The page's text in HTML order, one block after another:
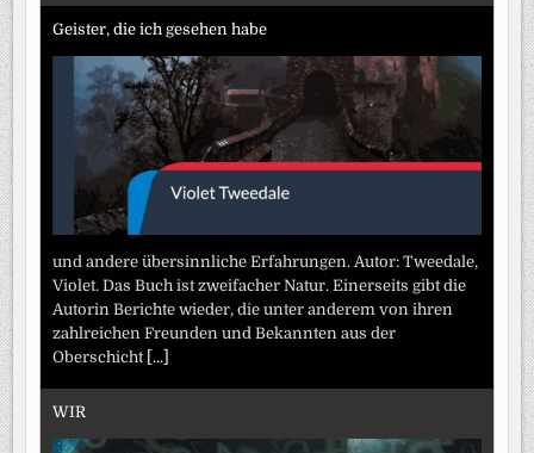
Geister, die ich gesehen habe
und andere übersinnliche Erfahrungen. Autor: Tweedale,
Violet. Das Buch ist zweifacher Natur. Einerseits gibt die
Autorin Berichte wieder, die unter anderem von ihren
zahlreichen Freunden und Bekannten aus der
Oberschicht [...]
WIR